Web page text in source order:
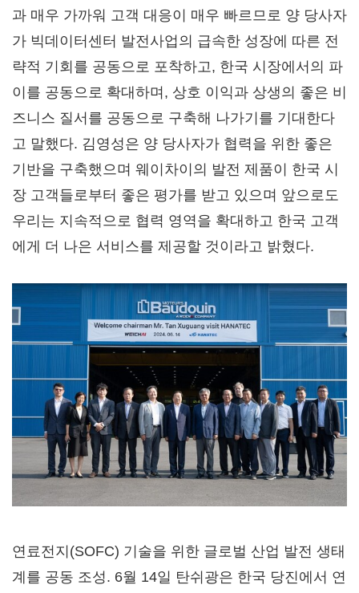
과 매우 가까워 고객 대응이 매우 빠르므로 양 당사자
가 빅데이터센터 발전사업의 급속한 성장에 따른 전
략적 기회를 공동으로 포착하고, 한국 시장에서의 파
이를 공동으로 확대하며, 상호 이익과 상생의 좋은 비
즈니스 질서를 공동으로 구축해 나가기를 기대한다
고 말했다. 김영성은 양 당사자가 협력을 위한 좋은
기반을 구축했으며 웨이차이의 발전 제품이 한국 시
장 고객들로부터 좋은 평가를 받고 있으며 앞으로도
우리는 지속적으로 협력 영역을 확대하고 한국 고객
에게 더 나은 서비스를 제공할 것이라고 밝혔다.
연료전지(SOFC) 기술을 위한 글로벌 산업 발전 생태
계를 공동 조성. 6월 14일 탄쉬광은 한국 당진에서 연